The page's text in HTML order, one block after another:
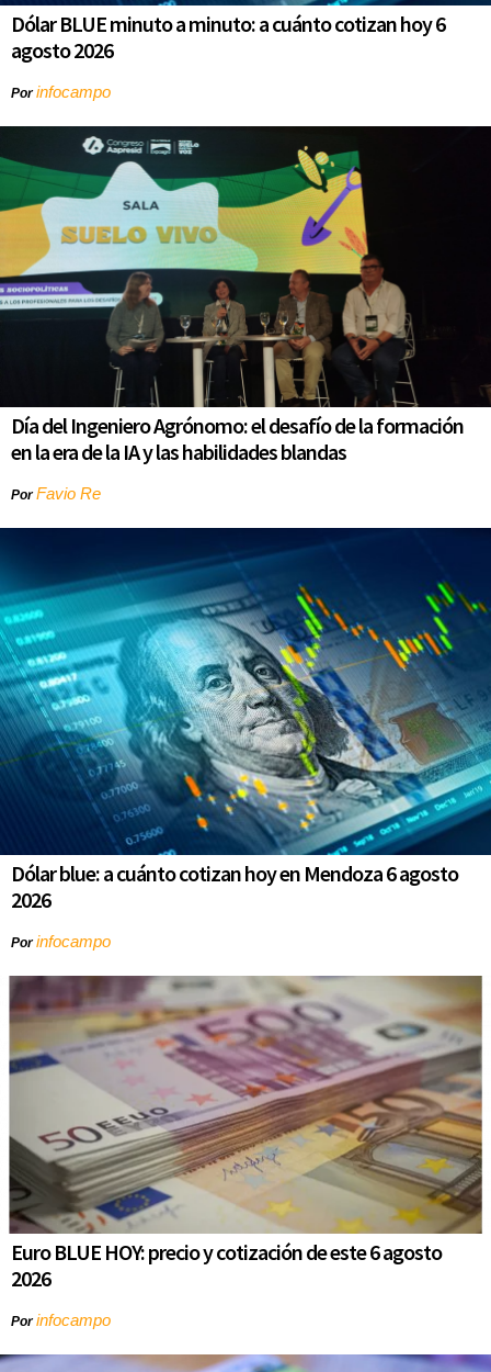
Dólar BLUE minuto a minuto: a cuánto cotizan hoy 6
agosto 2026
Porinfocampo
Día del Ingeniero Agrónomo: el desafío de la formación
en la era de la IA y las habilidades blandas
PorFavio Re
Dólar blue: a cuánto cotizan hoy en Mendoza 6 agosto
2026
Porinfocampo
Euro BLUE HOY: precio y cotización de este 6 agosto
2026
Porinfocampo